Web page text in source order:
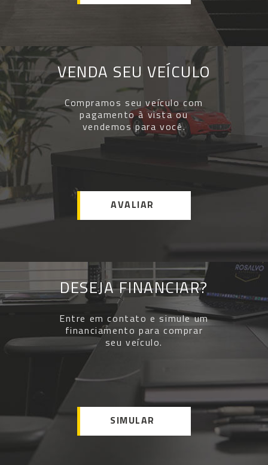
VENDA SEU VEÍCULO
Compramos seu veículo com
pagamento à vista ou
vendemos para você.
AVALIAR
DESEJA FINANCIAR?
Entre em contato e simule um
financiamento para comprar
seu veículo.
SIMULAR